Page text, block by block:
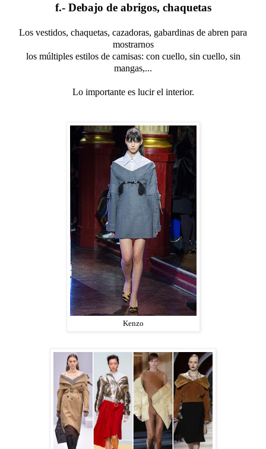
f.- Debajo de abrigos, chaquetas
Los vestidos, chaquetas, cazadoras, gabardinas de abren para
mostrarnos
los múltiples estilos de camisas: con cuello, sin cuello, sin
mangas,...
Lo importante es lucir el interior.
Kenzo